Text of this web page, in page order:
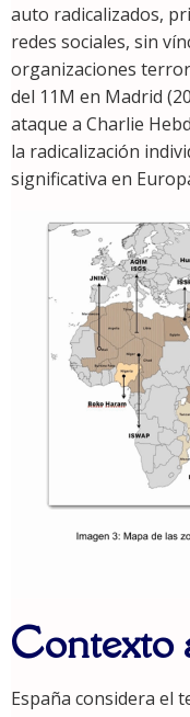
auto radicalizados,
redes sociales, sin
organizaciones
del 11M en Madrid
ataque a Charlie
la radicalización
significativa en
Contexto
España considera el